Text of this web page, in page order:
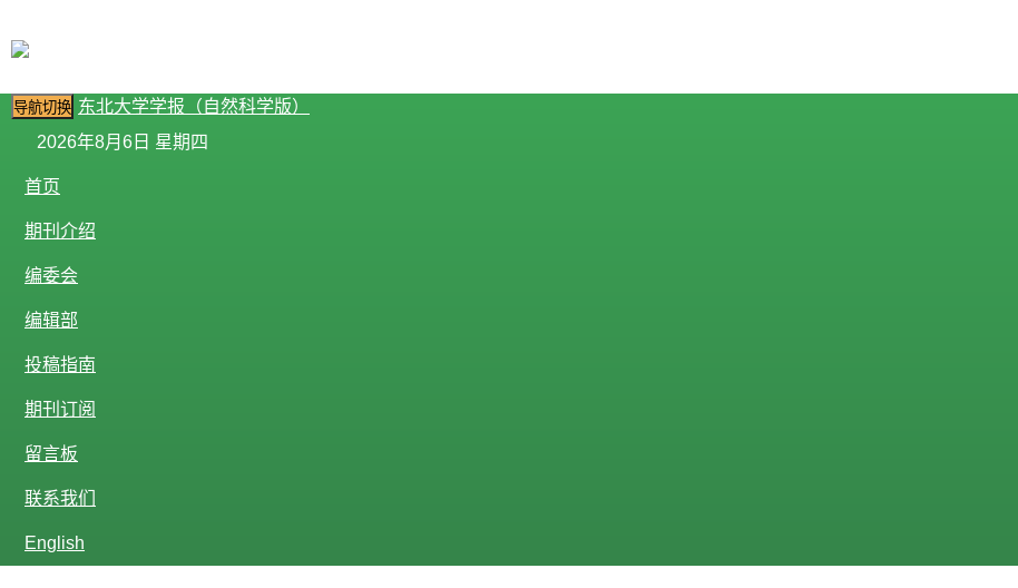
导航切换 东北大学学报（自然科学版）
2026年8月6日 星期四
首页
期刊介绍
编委会
编辑部
投稿指南
期刊订阅
留言板
联系我们
English